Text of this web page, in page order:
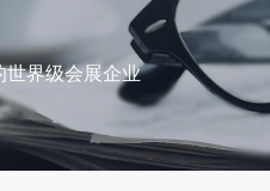
世界级会展企业